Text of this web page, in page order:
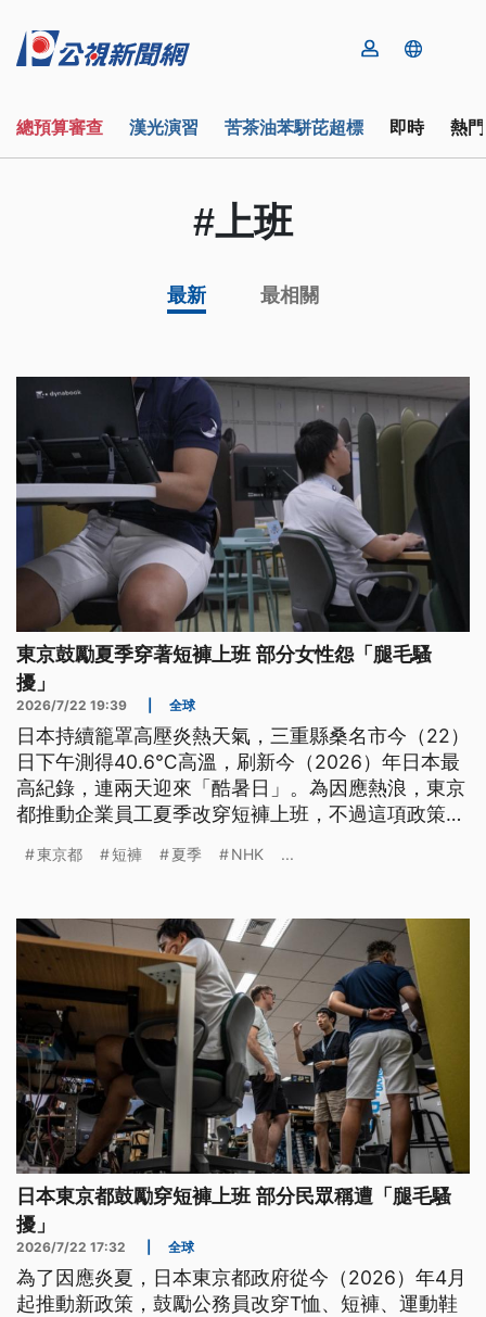
總預算審查 漢光演習 苦茶油苯駢芘超標 即時 熱
#上班
最新 最相關
東京鼓勵夏季穿著短褲上班 部分女性怨「腿毛騷
擾」
2026/7/22 19:39 全球
日本持續籠罩高壓炎熱天氣，三重縣桑名市今（22）
日下午測得40.6℃高溫，刷新今（2026）年日本最
高紀錄，連兩天迎來「酷暑日」。為因應熱浪，東京
都推動企業員工夏季改穿短褲上班，不過這項政策卻
有女性上班族抱怨，短褲造成「腿毛騷擾」爭議。
東京都 短褲 夏季 NHK ...
日本東京都鼓勵穿短褲上班 部分民眾稱遭「腿毛騷
擾」
2026/7/22 17:32 全球
為了因應炎夏，日本東京都政府從今（2026）年4月
起推動新政策，鼓勵公務員改穿T恤、短褲、運動鞋